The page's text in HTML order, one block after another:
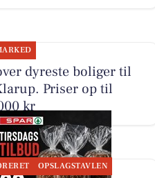
dyreste boliger til
Priser op til
kr
OPSLAGSTAVLEN